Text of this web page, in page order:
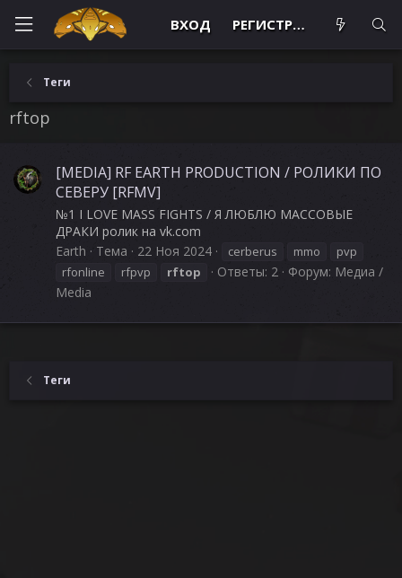
ВХОД РЕГИСТРАЦИЯ
Теги
rftop
[MEDIA] RF EARTH PRODUCTION / РОЛИКИ ПО
СЕВЕРУ [RFMV]
№1 I LOVE MASS FIGHTS / Я ЛЮБЛЮ МАССОВЫЕ
ДРАКИ ролик на vk.com
Earth
Тема 22 Ноя 2024 cerberus mmo
pvp
rfonline
rfpvp rftop Ответы: 2 Форум: Медиа /
Media
Теги